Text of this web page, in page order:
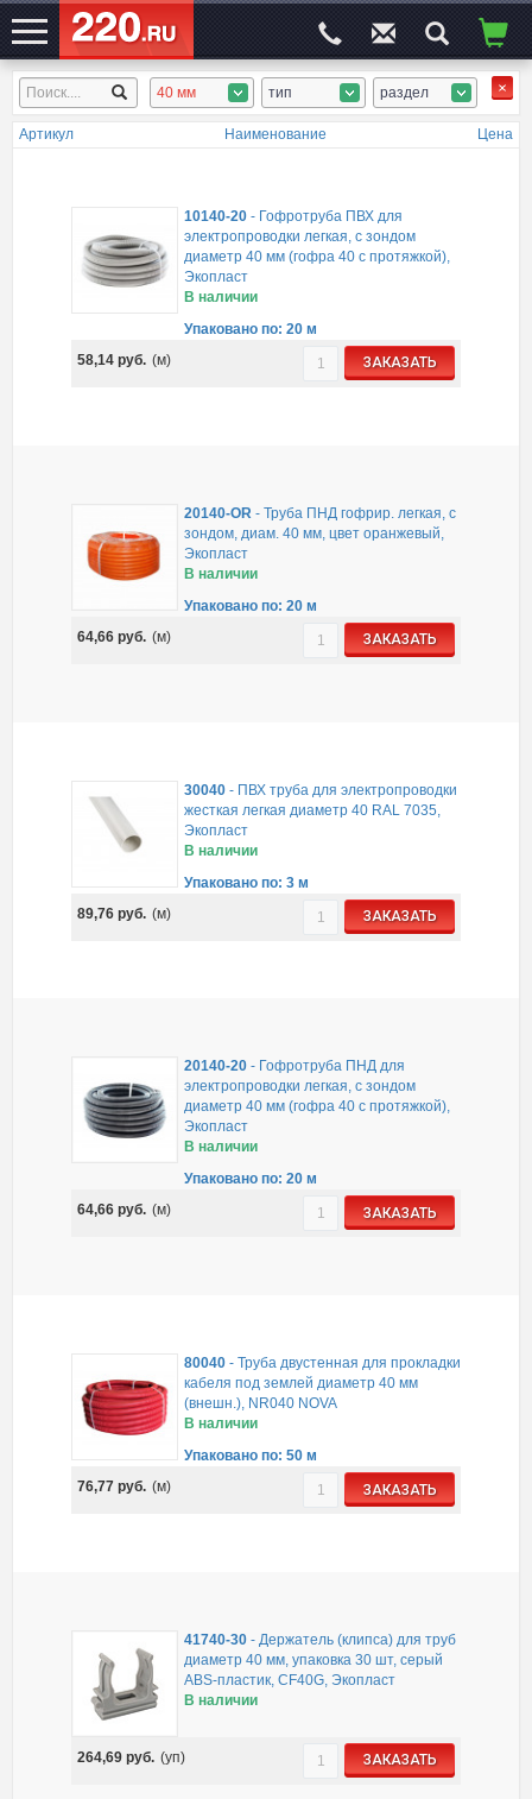
ЭЛЕКТРОСАЙТ№1 40 мм тип раздел
Артикул Наименование Цена
10140-20- Гофротруба ПВХ для
электропроводки легкая, с зондом
диаметр 40 мм (гофра 40 с протяжкой),
Экопласт
В наличии
Упаковано по: 20 м
58,14 руб. (м) ЗАКАЗАТЬ
20140-OR - Труба ПНД гофрир. легкая, с
зондом, диам. 40 мм, цвет оранжевый,
Экопласт
В наличии
Упаковано по: 20 м
64,66 руб. (м) ЗАКАЗАТЬ
30040- ПВХ труба для электропроводки
жесткая легкая диаметр 40 RAL 7035,
Экопласт
В наличии
Упаковано по: 3 м
89,76 руб. (м) ЗАКАЗАТЬ
20140-20- Гофротруба ПНД для
электропроводки легкая, с зондом
диаметр 40 мм (гофра 40 с протяжкой),
Экопласт
В наличии
Упаковано по: 20 м
64,66 руб. (м) ЗАКАЗАТЬ
80040- Труба двустенная для прокладки
кабеля под землей диаметр 40 мм
(внешн.), NR040 NOVA
В наличии
Упаковано по: 50 м
76,77 руб. (м) ЗАКАЗАТЬ
41740-30- Держатель (клипса) для труб
диаметр 40 мм, упаковка 30 шт, серый
ABS-пластик, CF40G, Экопласт
В наличии
264,69 руб. (уп) ЗАКАЗАТЬ